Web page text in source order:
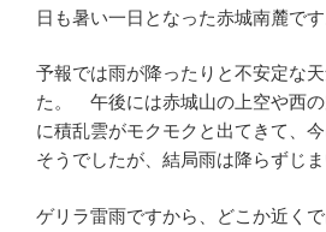
日も暑い一日となった赤城南麓です
予報では雨が降ったりと不安定な
た。 午後には赤城山の上空や西
に積乱雲がモクモクと出てきて、
そうでしたが、結局雨は降らずじま
ゲリラ雷雨ですから、どこか近く